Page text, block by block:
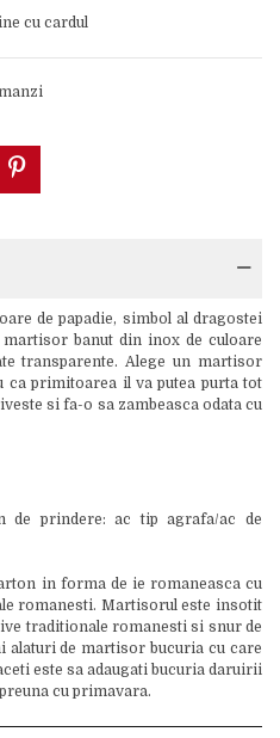
cu cardul
de papadie, simbol al dragostei
banut din inox de culoare
transparente. Alege un martisor
ca primitoarea il va putea purta tot
si fa-o sa zambeasca odata cu
de prindere: ac tip agrafa/ac de
in forma de ie romaneasca cu
romanesti. Martisorul este insotit
traditionale romanesti si snur de
alaturi de martisor bucuria cu care
este sa adaugati bucuria daruirii
cu primavara.